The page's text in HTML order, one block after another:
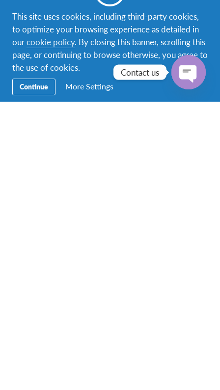
ระยะเวลาเข้าร่วมโครงการ
เดือนสิงหาคม – เดือนมิถุนายนในปีถัดไป (ภาคพื้น
ทวีปเหนือ)
Contact us
This site uses cookies, including third-party cookies,
to optimize your browsing experience as detailed in
ourcookie policy. By closing this banner, scrolling this
page, or continuing to browse otherwise, you agree to
the use of cookies.
Continue More Settings